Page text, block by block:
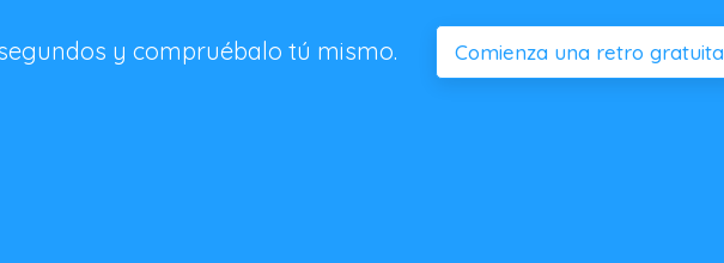
y compruébalo tú mismo. Comienza una retro gratuita